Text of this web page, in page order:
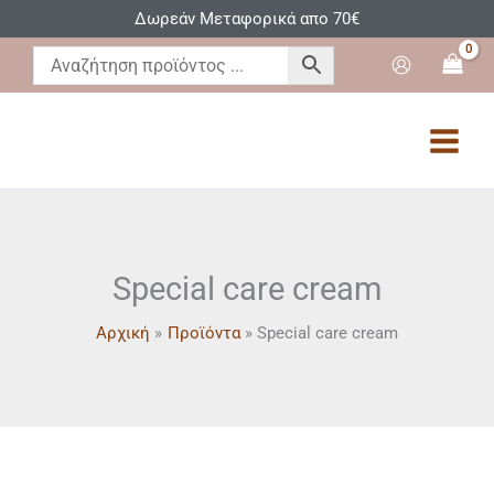
στο
περιεχόμενο
Δωρεάν Μεταφορικά απο 70€
Special care cream
Αρχική Προϊόντα Special care cream